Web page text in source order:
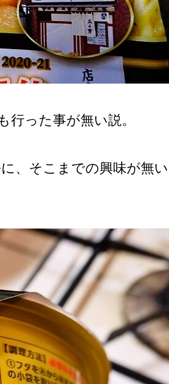
った事が無い説。
、そこまでの興味が無い